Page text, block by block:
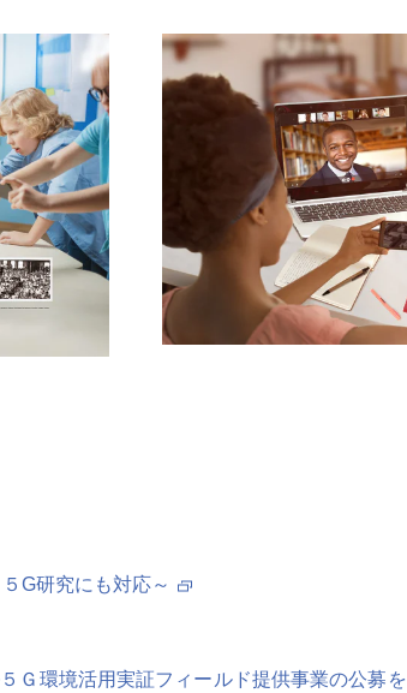
G研究にも対応～
Ｇ環境活用実証フィールド提供事業の公募